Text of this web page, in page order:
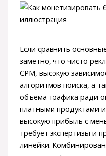
Если сравнить
заметно, что чисто
CPM, высокую
алгоритмов поиска, а
объёма трафика ради
платными продуктами
высокую прибыль с
требует экспертизы и
линейки.